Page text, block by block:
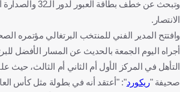
وتبحث عن خطف بطاقة
الانتصار.
وافتتح المدير الفني للمنتخب البرتغالي مؤتمره
أجراه اليوم الجمعة بالحديث عن المسار الأفضل
التأهل في المركز الأول أم الثاني أم الثالث، حيث
صحيفة "ريكورد": "أعتقد أنه في بطولة مثل كأس